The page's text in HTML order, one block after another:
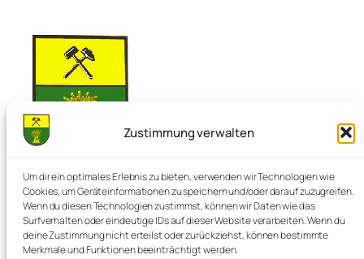
Zustimmung verwalten
Um dir ein optimales Erlebnis zu bieten, verwenden wir Technologien wie
Cookies, um Geräteinformationen zu speichern und/oder darauf zuzugreifen.
Wenn du diesen Technologien zustimmst, können wir Daten wie das
Surfverhalten oder eindeutige IDs auf dieser Website verarbeiten. Wenn du
deine Zustimmung nicht erteilst oder zurückziehst, können bestimmte
Merkmale und Funktionen beeinträchtigt werden.
Nienstedt im Deister
Die Perle im Deister